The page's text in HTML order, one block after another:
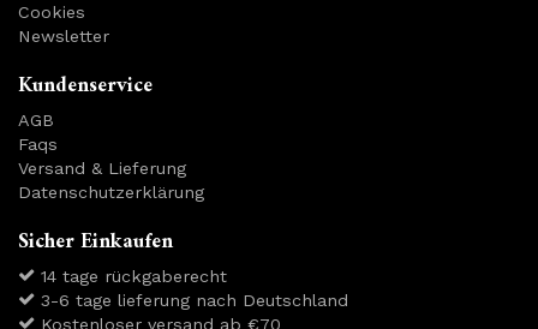
Cookies
Newsletter
Kundenservice
AGB
Faqs
Versand & Lieferung
Datenschutzerklärung
Sicher Einkaufen
14 tage rückgaberecht
3-6 tage lieferung nach Deutschland
Kostenloser versand ab €70